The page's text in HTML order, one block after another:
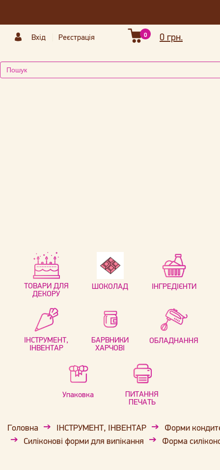
Вхід Реєстрація 0 грн.
0
ТОВАРИ ДЛЯ
ДЕКОРУ
ШОКОЛАД ІНГРЕДІЄНТИ
ІНСТРУМЕНТ,
ІНВЕНТАР
БАРВНИКИ
ХАРЧОВІ
ОБЛАДНАННЯ
Упаковка
ПИТАННЯ
ПЕЧАТЬ
Головна ІНСТРУМЕНТ, ІНВЕНТАР
Форми
Силіконові форми для випікання
Форма